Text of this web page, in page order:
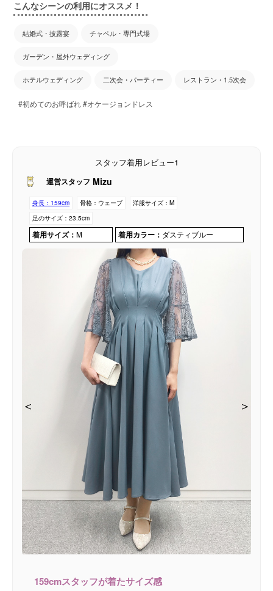
こんなシーンの利用にオススメ！
結婚式・披露宴 チャペル・専門式場
ガーデン・屋外ウェディング
ホテルウェディング 二次会・パーティー レストラン・1.5次会
#初めてのお呼ばれ #オケージョンドレス
スタッフ着用レビュー1
運営スタッフ Mizu
身長： 159cm 骨格： ウェーブ 洋服サイズ： M
足のサイズ： 23.5cm
着用サイズ： M 着用カラー： ダスティブルー
＜ ＞
＜ ＞
＜ ＞
＜ ＞
159cmスタッフが着たサイズ感